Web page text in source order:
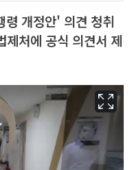
령 개정안' 의견 청취
처에 공식 의견서 제